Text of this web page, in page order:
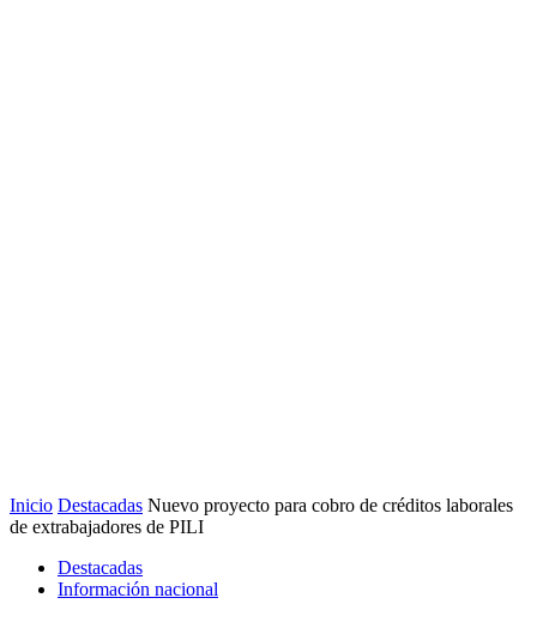
Inicio Destacadas Nuevo proyecto para cobro de créditos laborales
de extrabajadores de PILI
Destacadas
Información nacional